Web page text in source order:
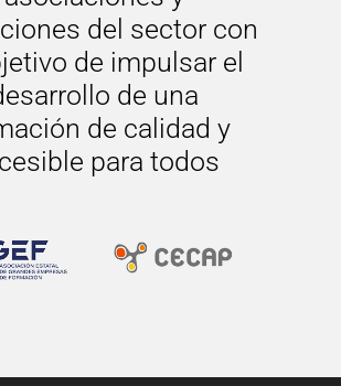
del sector con
de impulsar el
de una
de calidad y
para todos